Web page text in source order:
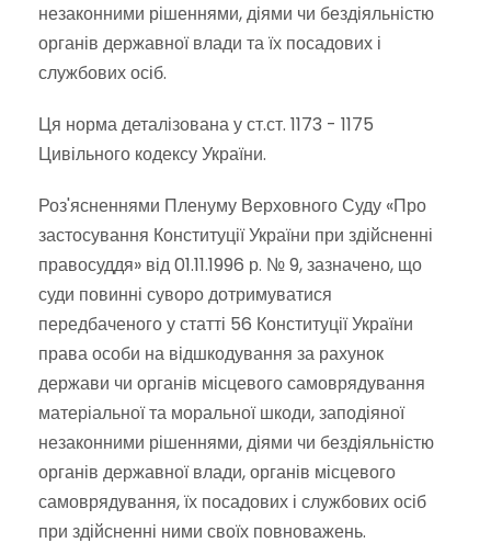
незаконними рішеннями, діями чи бездіяльністю
органів державної влади та їх посадових і
службових осіб.
Ця норма деталізована у ст.ст. 1173 - 1175
Цивільного кодексу України.
Роз'ясненнями Пленуму Верховного Суду «Про
застосування Конституції України при здійсненні
правосуддя» від 01.11.1996 р. № 9, зазначено, що
суди повинні суворо дотримуватися
передбаченого у статті 56 Конституції України
права особи на відшкодування за рахунок
держави чи органів місцевого самоврядування
матеріальної та моральної шкоди, заподіяної
незаконними рішеннями, діями чи бездіяльністю
органів державної влади, органів місцевого
самоврядування, їх посадових і службових осіб
при здійсненні ними своїх повноважень.